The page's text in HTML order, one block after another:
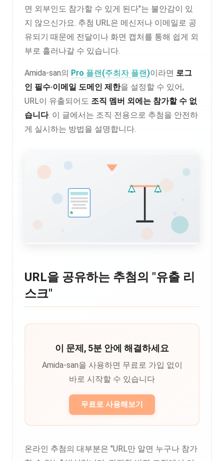
면 외부인도 참가할 수 있게 된다"는 불안감이 있
지 않으신가요. 추첨 URL은 메신저나 이메일로 공
유되기 때문에 전달이나 화면 캡처를 통해 쉽게 외
부로 흘러나갈 수 있습니다.
Amida-san의 Pro 플랜(주최자 플랜)이라면 로그
인 필수·이메일 도메인 제한을 설정할 수 있어,
URL이 유출되어도 조직 멤버 외에는 참가할 수 없
습니다. 이 글에서는 조직 전용으로 추첨을 안전하
게 실시하는 방법을 설명합니다.
URL을 공유하는 추첨의 "유출 리
스크"
이 문제, 5분 안에 해결하세요
Amida-san을 사용하면 무료로 가입 없이
바로 시작할 수 있습니다
무료로 사용해보기
온라인 추첨의 대부분은 "URL만 알면 누구나 참가